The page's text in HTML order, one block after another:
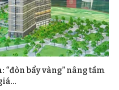
“đòn bẩy vàng” nâng tầm